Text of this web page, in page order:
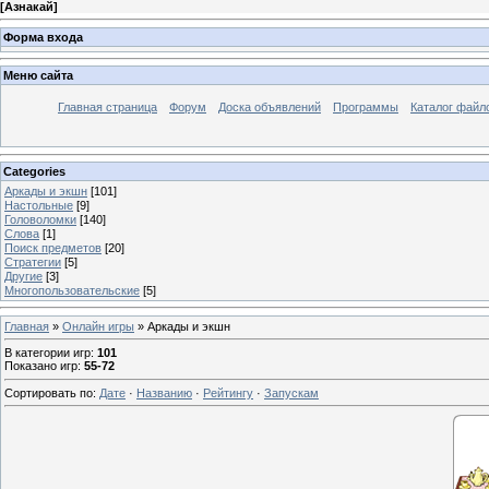
[Азнакай]
Форма входа
Меню сайта
Главная страница Форум Доска объявлений Программы Каталог
Categories
Аркады и экшн [101]
Настольные [9]
Головоломки [140]
Слова [1]
Поиск предметов [20]
Стратегии [5]
Другие [3]
Многопользовательские [5]
Главная » Онлайн игры » Аркады и экшн
В категории игр: 101
Показано игр: 55-72
Сортировать по: Дате · Названию · Рейтингу · Запускам